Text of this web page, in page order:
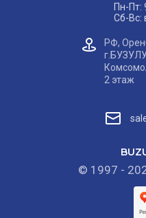
© 1997 -
Пн-Пт:
Сб-Вс:
РФ,
2 этаж